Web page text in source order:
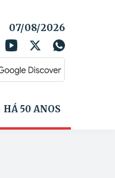
07/08/2026
HÁ 50 ANOS